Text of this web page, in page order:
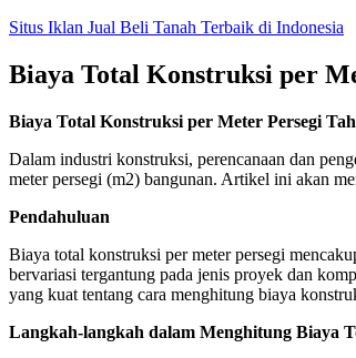
Skip
content
Situs Iklan Jual Beli Tanah Terbaik di Indonesia
Biaya Total Konstruksi per
Biaya Total Konstruksi per Meter Persegi
Dalam industri konstruksi, perencanaan dan
meter persegi (m2) bangunan. Artikel ini akan
Pendahuluan
Biaya total konstruksi per meter persegi
bervariasi tergantung pada jenis proyek dan
yang kuat tentang cara menghitung biaya
Langkah-langkah dalam Menghitung Biaya